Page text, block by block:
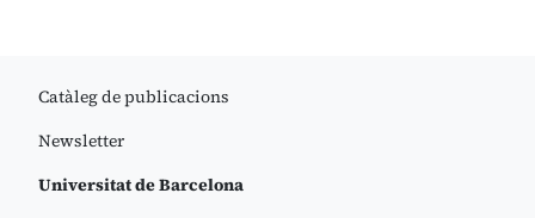
Catàleg de publicacions
Newsletter
Universitat de Barcelona